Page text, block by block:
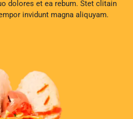
dolores et ea rebum. Stet clitain
invidunt magna aliquyam.